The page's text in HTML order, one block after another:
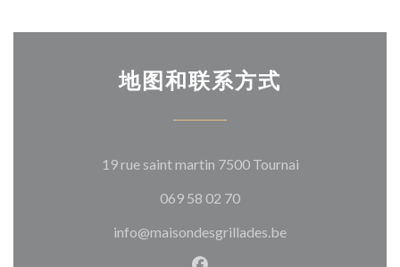
地图和联系方式
19 rue saint martin 7500 Tournai((在新窗口中打
069 58 02 70
info@maisondesgrillades.be